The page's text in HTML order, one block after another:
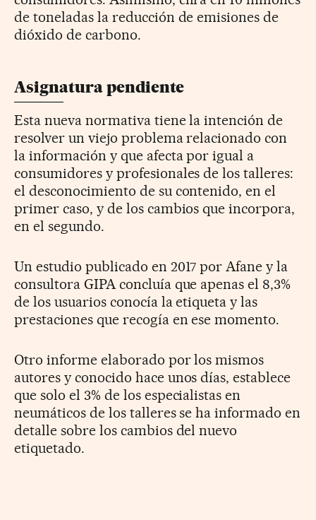
de toneladas la reducción de emisiones de
dióxido de carbono.
Asignatura pendiente
Esta nueva normativa tiene la intención de
resolver un viejo problema relacionado con
la información y que afecta por igual a
consumidores y profesionales de los talleres:
el desconocimiento de su contenido, en el
primer caso, y de los cambios que incorpora,
en el segundo.
Un estudio publicado en 2017 por Afane y la
consultora GIPA concluía que apenas el 8,3%
de los usuarios conocía la etiqueta y las
prestaciones que recogía en ese momento.
Otro informe elaborado por los mismos
autores y conocido hace unos días, establece
que solo el 3% de los especialistas en
neumáticos de los talleres se ha informado en
detalle sobre los cambios del nuevo
etiquetado.